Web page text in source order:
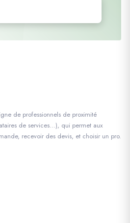
de professionnels de proximité
de services…), qui permet aux
recevoir des devis, et choisir un pro.